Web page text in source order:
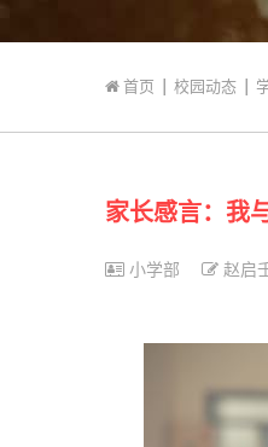
首页 | 校园动态 |
家长感言：我
小学部 赵启